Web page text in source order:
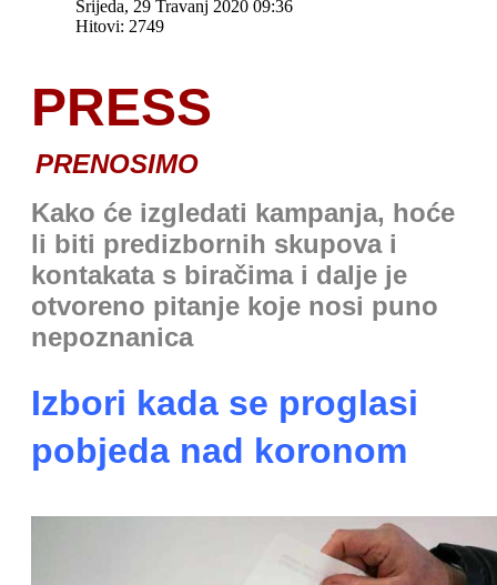
Srijeda, 29 Travanj 2020 09:36
Hitovi: 2749
PRESS
PRENOSIMO
Kako će izgledati kampanja, hoće
li biti predizbornih skupova i
kontakata s biračima i dalje je
otvoreno pitanje koje nosi puno
nepoznanica
Izbori kada se proglasi
pobjeda nad koronom